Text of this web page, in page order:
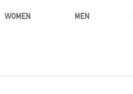
WOMEN MEN